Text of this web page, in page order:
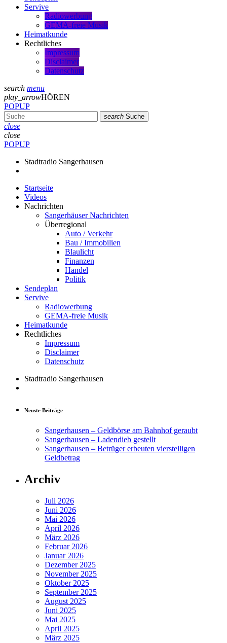
Servive
Radiowerbung
GEMA-freie Musik
Heimatkunde
Rechtliches
Impressum
Disclaimer
Datenschutz
search menu
play_arrowHÖREN
POPUP
search Suche
close
close
POPUP
Stadtradio Sangerhausen
Startseite
Videos
Nachrichten
Sangerhäuser Nachrichten
Überregional
Auto / Verkehr
Bau / Immobilien
Blaulicht
Finanzen
Handel
Politik
Sendeplan
Servive
Radiowerbung
GEMA-freie Musik
Heimatkunde
Rechtliches
Impressum
Disclaimer
Datenschutz
Stadtradio Sangerhausen
Neuste Beiträge
Sangerhausen – Geldbörse am Bahnhof geraubt
Sangerhausen – Ladendieb gestellt
Sangerhausen – Betrüger erbeuten vierstelligen
Geldbetrag
Archiv
Juli 2026
Juni 2026
Mai 2026
April 2026
März 2026
Februar 2026
Januar 2026
Dezember 2025
November 2025
Oktober 2025
September 2025
August 2025
Juni 2025
Mai 2025
April 2025
März 2025